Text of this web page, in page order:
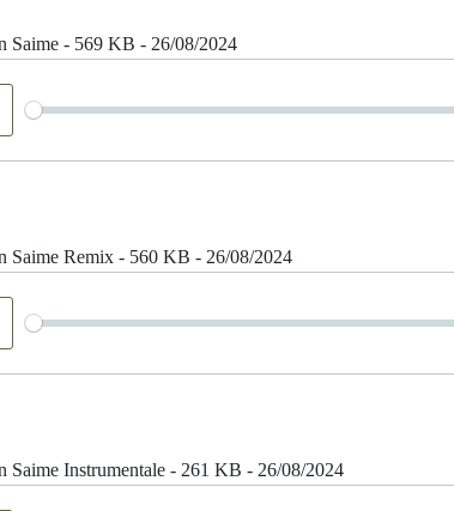
Saime - 569 KB - 26/08/2024
Seek
Saime Remix - 560 KB - 26/08/2024
Seek
Saime Instrumentale - 261 KB - 26/08/2024